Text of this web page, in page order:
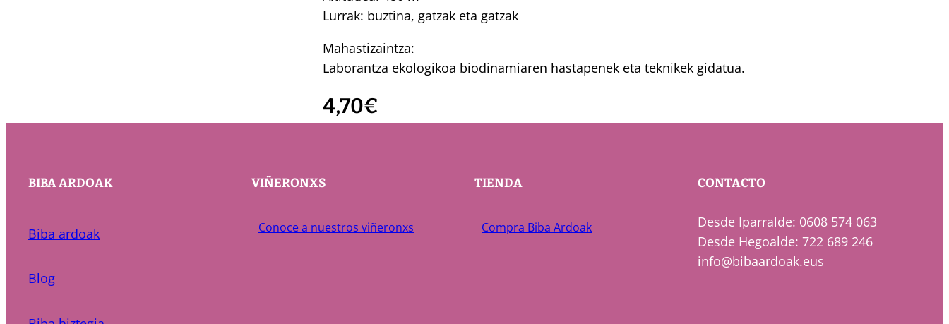
Lurrak: buztina, gatzak eta gatzak
Mahastizaintza:
Laborantza ekologikoa biodinamiaren hastapenek eta teknikek gidatua.
4,70€
BIBA ARDOAK
Biba ardoak
Blog
VIÑERONXS
Conoce a nuestros viñeronxs
TIENDA
Compra Biba Ardoak
CONTACTO
Desde Iparralde: 0608 574 063
Desde Hegoalde: 722 689 246
info@bibaardoak.eus